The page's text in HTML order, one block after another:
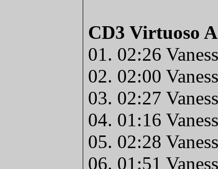
CD3 Virtuoso
01. 02:26
02. 02:00
03. 02:27
04. 01:16
05. 02:28
06. 01:51